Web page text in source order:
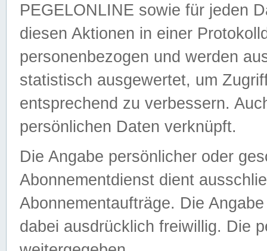
PEGELONLINE sowie für jeden
diesen Aktionen in einer
personenbezogen und werden
statistisch ausgewertet, um
entsprechend zu verbessern.
persönlichen Daten verknüpft.
Die Angabe persönlicher oder
Abonnementdienst dient
Abonnementaufträge. Die
dabei ausdrücklich freiwillig. Die